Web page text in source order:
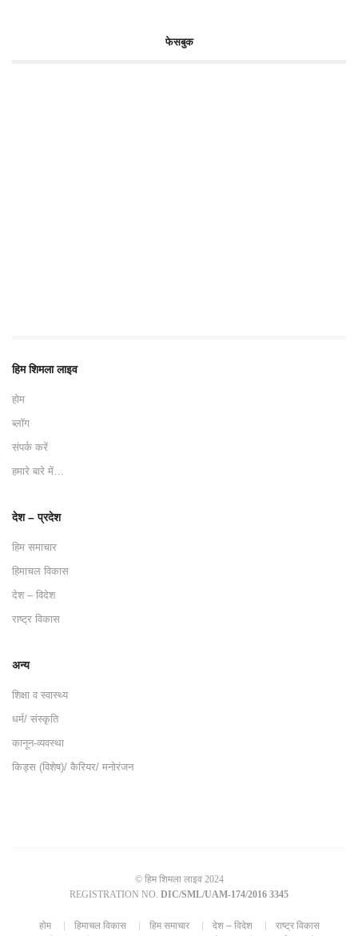
फेसबुक
हिम शिमला लाइव
होम
ब्लॉग
संपर्क करें
हमारे बारे में…
देश – प्रदेश
हिम समाचार
हिमाचल विकास
देश – विदेश
राष्ट्र विकास
अन्य
शिक्षा व स्वास्थ्य
धर्म/ संस्कृति
कानून-व्यवस्था
किड्स (विशेष)/ कैरियर/ मनोरंजन
© हिम शिमला लाइव 2024
REGISTRATION NO. DIC/SML/UAM-174/2016 3345
होम हिमाचल विकास हिम समाचार देश – विदेश
राष्ट्र विकास